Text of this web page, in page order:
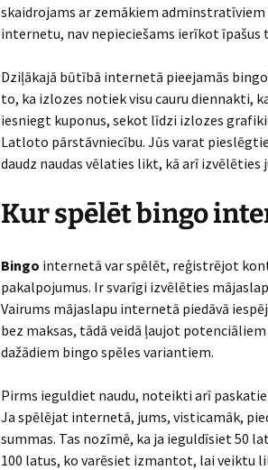
skaidrojams ar zemākiem
internetu, nav nepieciešams ierīkot
Dziļākajā būtībā internetā pieejamās
to, ka izlozes notiek visu cauru diennakti,
iesniegt kuponus, sekot līdzi izlozes
Latloto pārstāvniecību. Jūs varat
daudz naudas vēlaties likt, kā arī
Kur spēlēt bingo
Bingo internetā var spēlēt, reģistrējot
pakalpojumus. Ir svarīgi izvēlēties
Vairums mājaslapu internetā piedāvā
bez maksas, tādā veidā ļaujot
dažādiem bingo spēles variantiem.
Pirms ieguldiet naudu, noteikti arī
Ja spēlējat internetā, jums, visticamāk,
summas. Tas nozīmē, ka ja ieguldīsiet 50
100 latus, ko varēsiet izmantot, lai veiktu